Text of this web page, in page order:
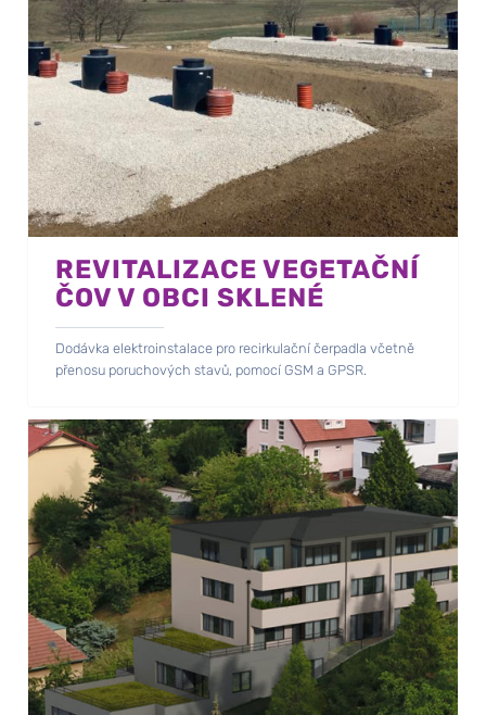
REVITALIZACE VEGETAČNÍ
ČOV V OBCI SKLENÉ
Dodávka elektroinstalace pro recirkulační čerpadla včetně
přenosu poruchových stavů, pomocí GSM a GPSR.